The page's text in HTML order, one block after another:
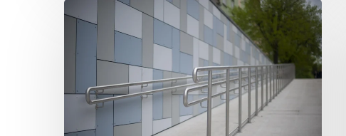
Attestation
d’accessibilité
ERP
Définition